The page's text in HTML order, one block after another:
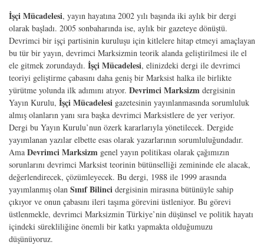
İşçi Mücadelesi, yayın hayatına 2002 yılı başında iki aylık bir dergi
olarak başladı. 2005 sonbaharında ise, aylık bir gazeteye dönüştü.
Devrimci bir işçi partisinin kuruluşu için kitlelere hitap etmeyi amaçlayan
bu tür bir yayın, devrimci Marksizmin teorik alanda geliştirilmesi ile el
ele gitmek zorundaydı. İşçi Mücadelesi, elinizdeki dergi ile devrimci
teoriyi geliştirme çabasını daha geniş bir Marksist halka ile birlikte
yürütme yolunda ilk adımını atıyor. Devrimci Marksizm dergisinin
Yayın Kurulu, İşçi Mücadelesi gazetesinin yayınlanmasında sorumluluk
almış olanların yanı sıra başka devrimci Marksistlere de yer veriyor.
Dergi bu Yayın Kurulu’nun özerk kararlarıyla yönetilecek. Dergide
yayımlanan yazılar elbette esas olarak yazarlarının sorumluluğundadır.
Ama Devrimci Marksizm genel yayın politikası olarak çağımızın
sorunlarını devrimci Marksist teorinin bütünselliği zemininde ele alacak,
değerlendirecek, çözümleyecek. Bu dergi, 1988 ile 1999 arasında
yayımlanmış olan Sınıf Bilinci dergisinin mirasına bütünüyle sahip
çıkıyor ve onun çabasını ileri taşıma görevini üstleniyor. Bu görevi
üstlenmekle, devrimci Marksizmin Türkiye’nin düşünsel ve politik hayatı
içindeki sürekliliğine önemli bir katkı yapmakta olduğumuzu
düşünüyoruz.